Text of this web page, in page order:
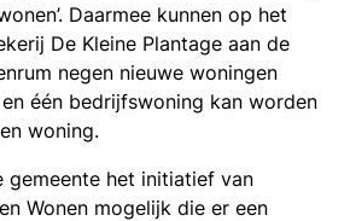
Daarmee kunnen op het
De Kleine Plantage aan de
negen nieuwe woningen
één bedrijfswoning kan worden
woning.
gemeente het initiatief van
Wonen mogelijk die er een